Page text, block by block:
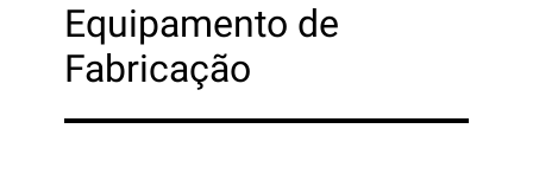
Equipamento de
Fabricação